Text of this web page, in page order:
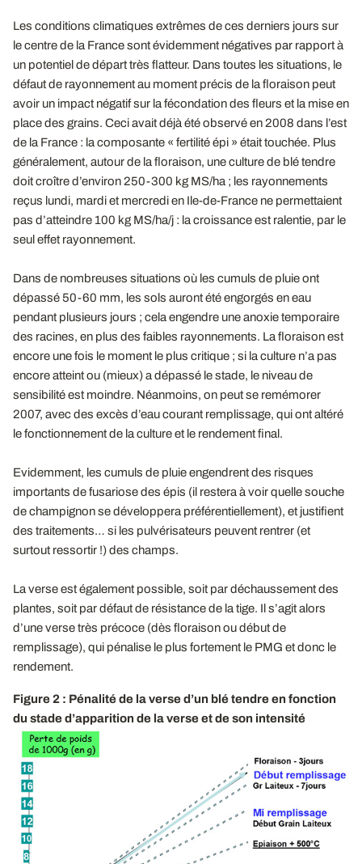
Les conditions climatiques extrêmes de ces derniers jours sur
le centre de la France sont évidemment négatives par rapport à
un potentiel de départ très flatteur. Dans toutes les situations, le
défaut de rayonnement au moment précis de la floraison peut
avoir un impact négatif sur la fécondation des fleurs et la mise en
place des grains. Ceci avait déjà été observé en 2008 dans l’est
de la France : la composante « fertilité épi » était touchée. Plus
généralement, autour de la floraison, une culture de blé tendre
doit croître d’environ 250-300 kg MS/ha ; les rayonnements
reçus lundi, mardi et mercredi en Ile-de-France ne permettaient
pas d’atteindre 100 kg MS/ha/j : la croissance est ralentie, par le
seul effet rayonnement.
Dans de nombreuses situations où les cumuls de pluie ont
dépassé 50-60 mm, les sols auront été engorgés en eau
pendant plusieurs jours ; cela engendre une anoxie temporaire
des racines, en plus des faibles rayonnements. La floraison est
encore une fois le moment le plus critique ; si la culture n’a pas
encore atteint ou (mieux) a dépassé le stade, le niveau de
sensibilité est moindre. Néanmoins, on peut se remémorer
2007, avec des excès d’eau courant remplissage, qui ont altéré
le fonctionnement de la culture et le rendement final.
Evidemment, les cumuls de pluie engendrent des risques
importants de fusariose des épis (il restera à voir quelle souche
de champignon se développera préférentiellement), et justifient
des traitements… si les pulvérisateurs peuvent rentrer (et
surtout ressortir !) des champs.
La verse est également possible, soit par déchaussement des
plantes, soit par défaut de résistance de la tige. Il s’agit alors
d’une verse très précoce (dès floraison ou début de
remplissage), qui pénalise le plus fortement le PMG et donc le
rendement.
Figure 2 : Pénalité de la verse d’un blé tendre en fonction
du stade d’apparition de la verse et de son intensité